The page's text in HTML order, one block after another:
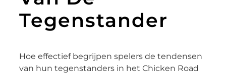
Tegenstander
Hoe effectief begrijpen spelers de tendensen
van hun tegenstanders in het Chicken Road